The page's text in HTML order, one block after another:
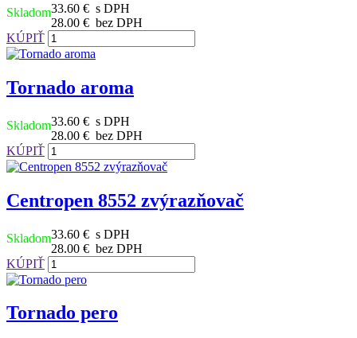
Skladom33.60 € s DPH
28.00 € bez DPH
KÚPIŤ
Tornado aroma
Skladom33.60 € s DPH
28.00 € bez DPH
KÚPIŤ
Centropen 8552 zvýrazňovač
Skladom33.60 € s DPH
28.00 € bez DPH
KÚPIŤ
Tornado pero